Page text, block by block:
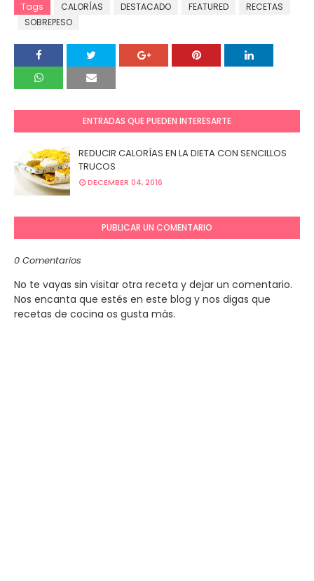
Tags CALORÍAS DESTACADO FEATURED
RECETAS
SOBREPESO
ENTRADAS QUE PUEDEN INTERESARTE
REDUCIR CALORÍAS EN LA DIETA CON SENCILLOS
TRUCOS
DECEMBER 04, 2016
PUBLICAR UN COMENTARIO
0 Comentarios
No te vayas sin visitar otra receta y dejar un comentario.
Nos encanta que estés en este blog y nos digas que
recetas de cocina os gusta más.